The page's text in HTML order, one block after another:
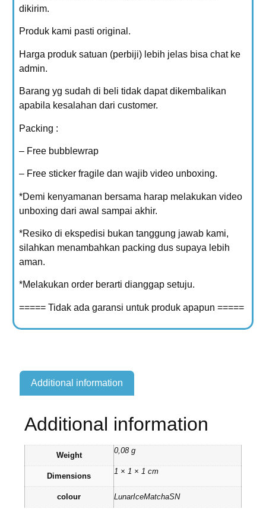
dikirim.
Produk kami pasti original.
Harga produk satuan (perbiji) lebih jelas bisa chat ke
admin.
Barang yg sudah di beli tidak dapat dikembalikan
apabila kesalahan dari customer.
Packing :
– Free bubblewrap
– Free sticker fragile dan wajib video unboxing.
*Demi kenyamanan bersama harap melakukan video
unboxing dari awal sampai akhir.
*Resiko di ekspedisi bukan tanggung jawab kami,
silahkan menambahkan packing dus supaya lebih
aman.
*Melakukan order berarti dianggap setuju.
===== Tidak ada garansi untuk produk apapun =====
Additional information
Additional information
Weight
0,08 g
Dimensions
1 × 1 × 1 cm
colour LunarIceMatchaSN